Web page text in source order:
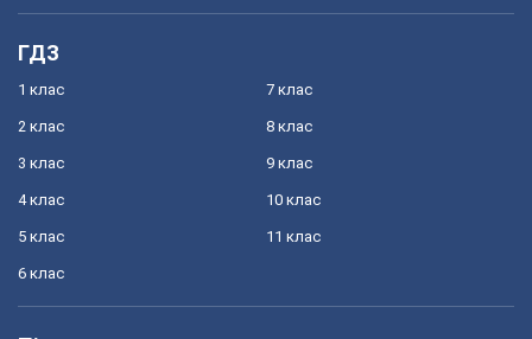
ГДЗ
1 клас
2 клас
3 клас
4 клас
5 клас
6 клас
7 клас
8 клас
9 клас
10 клас
11 клас